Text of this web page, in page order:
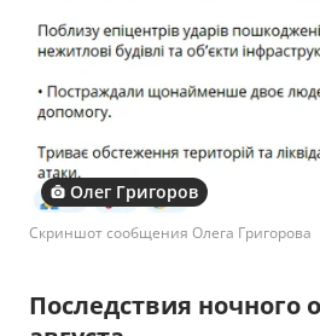
Олег Григоров
Скриншот сообщения Олега Григорова
Последствия ночного